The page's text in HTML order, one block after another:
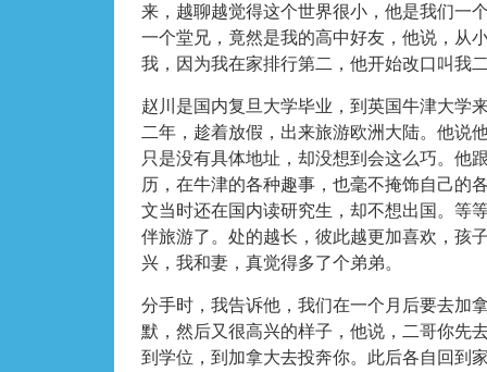
来，越聊越觉得这个世界很小，他是我们一
一个堂兄，竟然是我的高中好友，他说，从
我，因为我在家排行第二，他开始改口叫我
赵川是国内复旦大学毕业，到英国牛津大学
二年，趁着放假，出来旅游欧洲大陆。他说
只是没有具体地址，却没想到会这么巧。他
历，在牛津的各种趣事，也毫不掩饰自己的
文当时还在国内读研究生，却不想出国。等
伴旅游了。处的越长，彼此越更加喜欢，孩
兴，我和妻，真觉得多了个弟弟。
分手时，我告诉他，我们在一个月后要去加
默，然后又很高兴的样子，他说，二哥你先
到学位，到加拿大去投奔你。此后各自回到